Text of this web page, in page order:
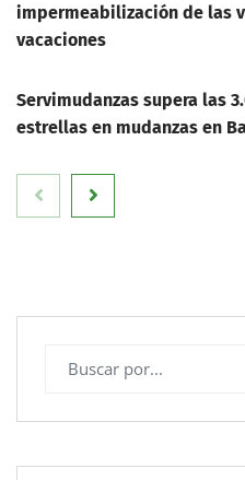
impermeabilización de las
vacaciones
Servimudanzas supera las
estrellas en mudanzas en